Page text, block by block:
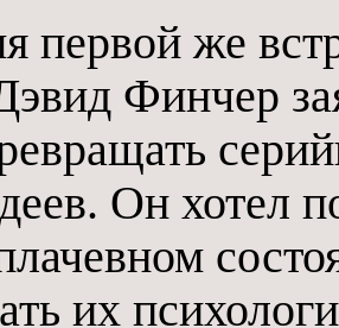
первой же
Финчер
Он хотел
их